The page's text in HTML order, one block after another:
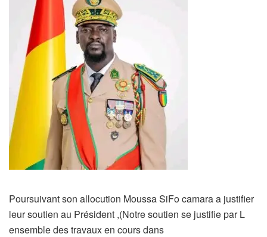
Poursuivant son allocution Moussa SiFo camara a justifier
leur soutien au Président ,(Notre soutien se justifie par L
ensemble des travaux en cours dans